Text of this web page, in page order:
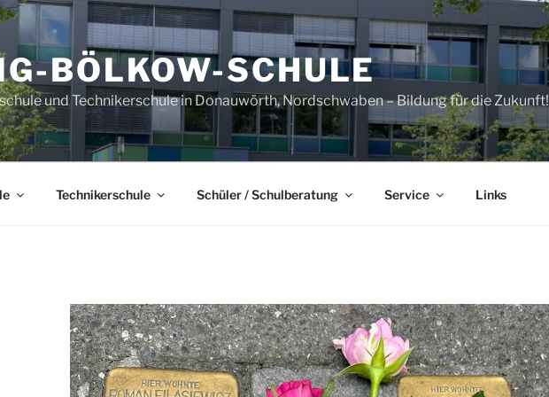
BÖLKOW-SCHULE
und Technikerschule in Donauwörth, Nordschwaben – Bildung für die Zukunft!
Technikerschule Schüler / Schulberatung Service Links